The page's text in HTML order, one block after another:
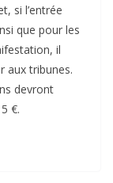
si l’entrée
que pour les
il
aux tribunes.
devront
€.